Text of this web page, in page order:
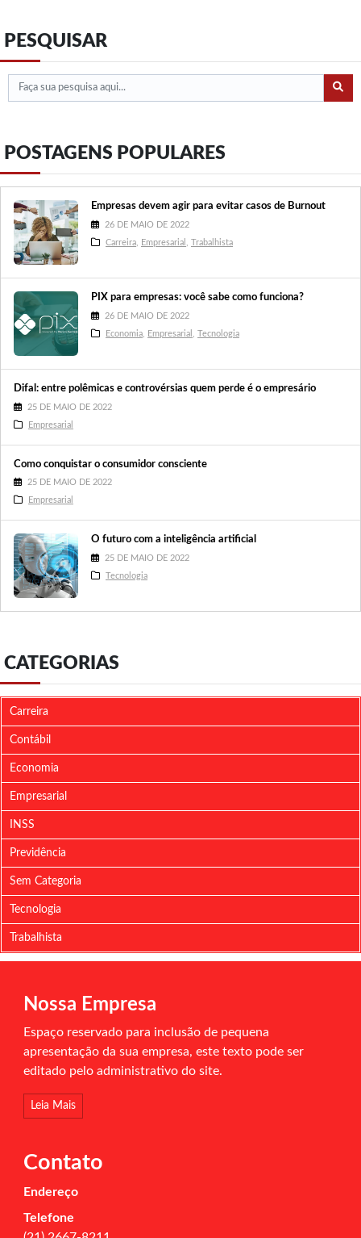
PESQUISAR
POSTAGENS POPULARES
Empresas devem agir para evitar casos de Burnout
26 DE MAIO DE 2022
Carreira Empresarial Trabalhista
PIX para empresas: você sabe como funciona?
26 DE MAIO DE 2022
Economia Empresarial Tecnologia
Difal: entre polêmicas e controvérsias quem perde é o empresário
25 DE MAIO DE 2022
Empresarial
Como conquistar o consumidor consciente
25 DE MAIO DE 2022
Empresarial
O futuro com a inteligência artificial
25 DE MAIO DE 2022
Tecnologia
CATEGORIAS
Carreira
Contábil
Economia
Empresarial
INSS
Previdência
Sem Categoria
Tecnologia
Trabalhista
Nossa Empresa
Espaço reservado para inclusão de pequena
apresentação da sua empresa, este texto pode ser
editado pelo administrativo do site.
Leia Mais
Contato
Endereço
Telefone